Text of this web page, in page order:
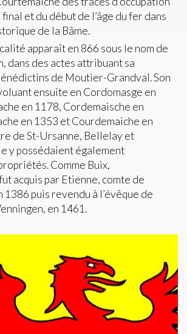
et du début de l’âge du fer dans
de la Bâme.
apparaît en 866 sous le nom de
dans des actes attribuant sa
de Moutier-Grandval. Son
ensuite en Cordomasge en
en 1178, Cordemaische en
en 1353 et Courdemaiche en
de St-Ursanne, Bellelay et
y possédaient également
Comme Buix,
acquis par Etienne, comte de
puis revendu à l’évêque de
en 1461.